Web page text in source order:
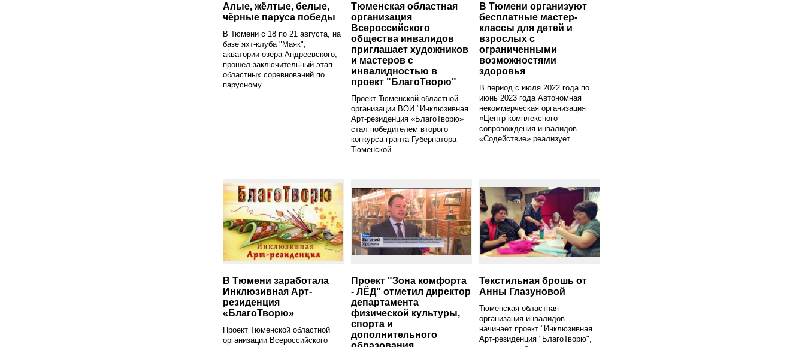
Алые, жёлтые, белые,
чёрные паруса победы
В Тюмени с 18 по 21 августа, на
базе яхт-клуба "Маяк",
акватории озера Андреевского,
прошел заключительный этап
областных соревнований по
парусному...
Тюменская областная
организация
Всероссийского
общества инвалидов
приглашает художников
и мастеров с
инвалидностью в
проект "БлагоТворю"
Проект Тюменской областной
организации ВОИ "Инклюзивная
Арт-резиденция «БлагоТворю»
стал победителем второго
конкурса гранта Губернатора
Тюменской...
В Тюмени организуют
бесплатные мастер-
классы для детей и
взрослых с
ограниченными
возможностями
здоровья
В период с июля 2022 года по
июнь 2023 года Автономная
некоммерческая организация
«Центр комплексного
сопровождения инвалидов
«Содействие» реализует...
В Тюмени заработала
Инклюзивная Арт-
резиденция
«БлагоТворю»
Проект Тюменской областной
организации Всероссийского
Проект "Зона комфорта
- ЛЁД" отметил директор
департамента
физической культуры,
спорта и
дополнительного
Текстильная брошь от
Анны Глазуновой
Тюменская областная
организация инвалидов
начинает проект "Инклюзивная
Арт-резиденция "БлагоТворю",